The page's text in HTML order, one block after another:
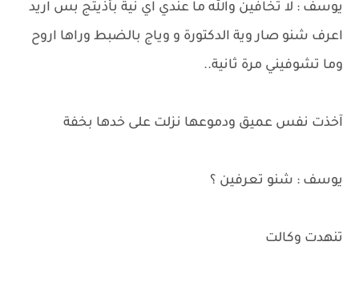
يوسف : لا تخافين والله ما عندي اي نية بأذيتج بس اريد
اعرف شنو صار وية الدكتورة و وياج بالضبط وراها اروح
وما تشوفيني مرة ثانية..
آخذت نفس عميق ودموعها نزلت على خدها بخفة
يوسف : شنو تعرفين ؟
تنهدت وكالت